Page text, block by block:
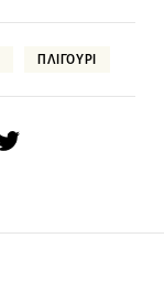
ΠΛΙΓΟΥΡΙ